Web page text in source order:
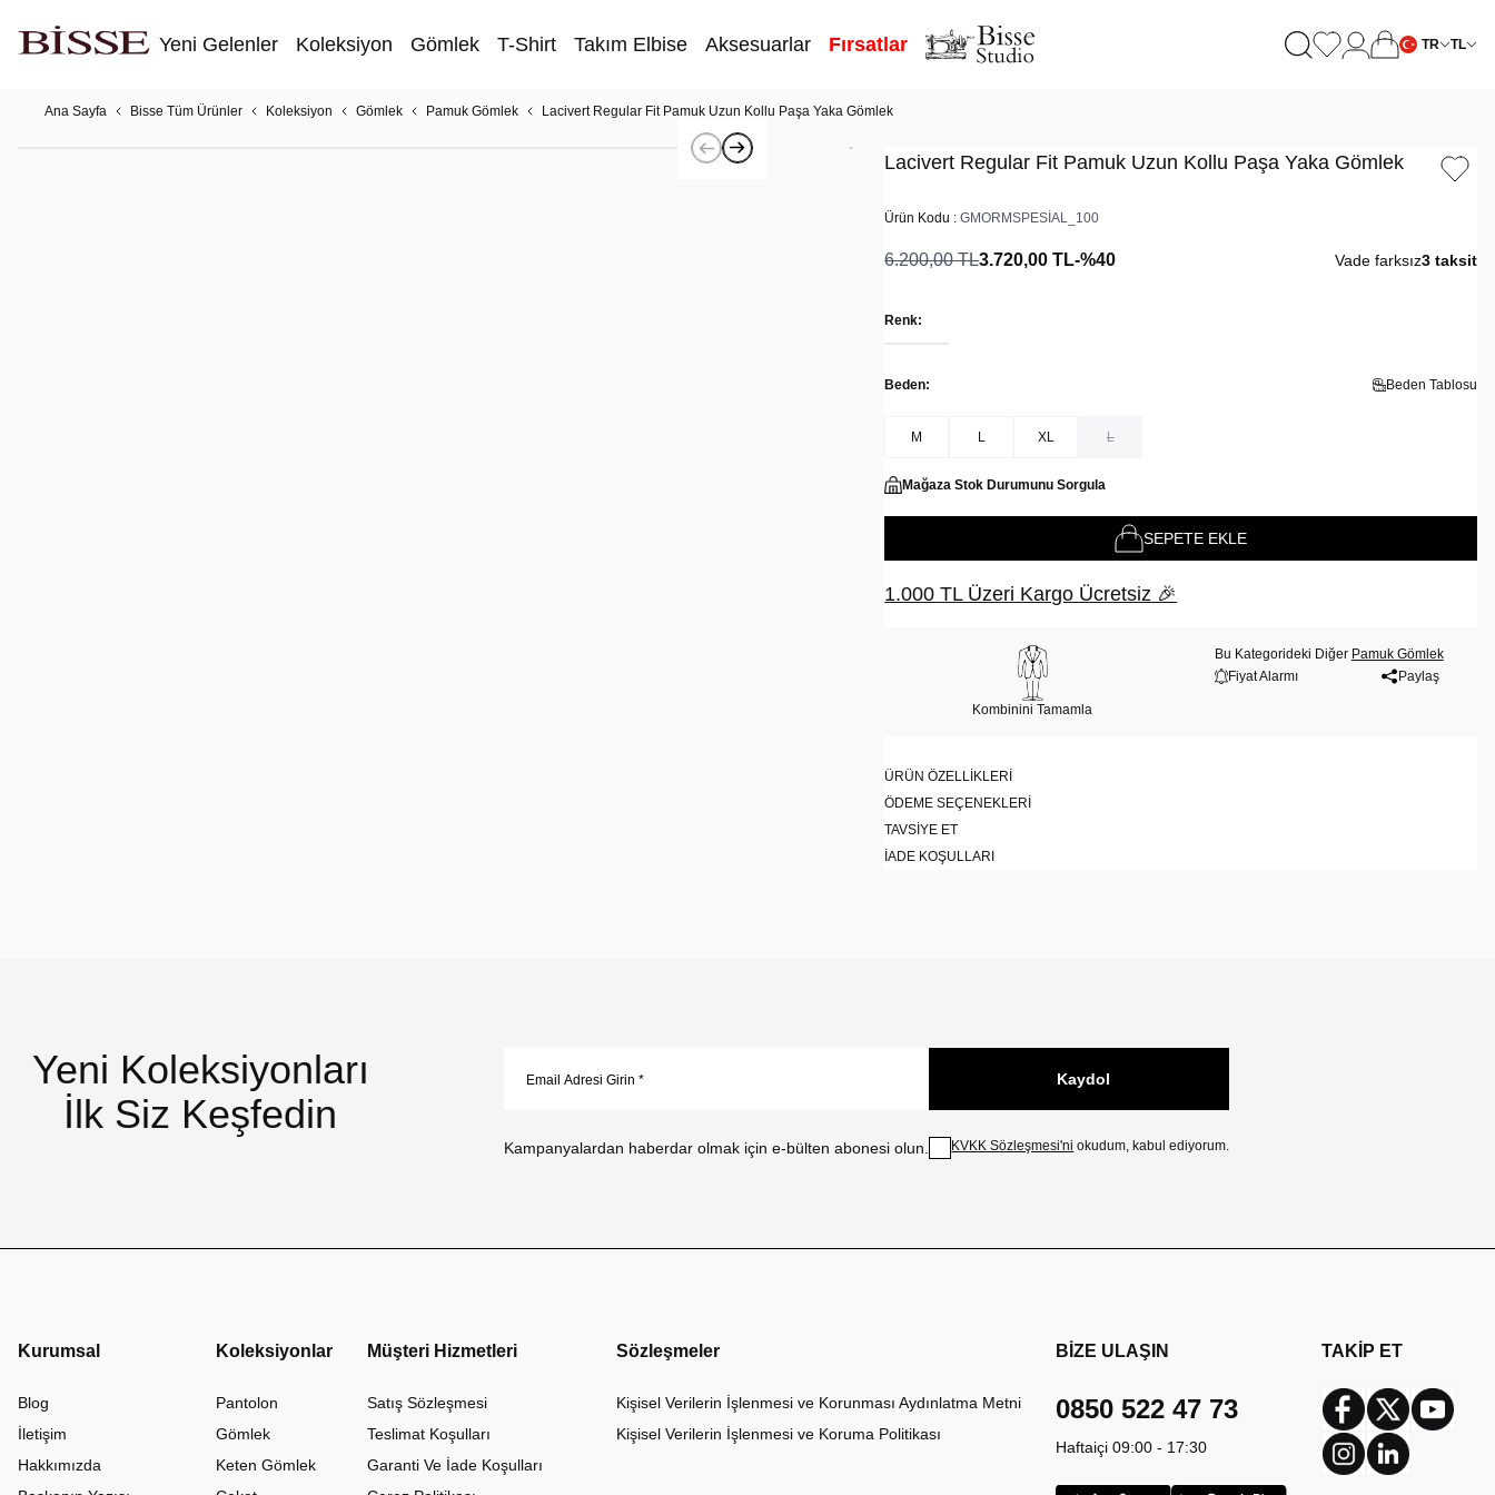
Yeni Gelenler Koleksiyon Gömlek T-Shirt Takım Elbise Aksesuarlar Fırsatlar TR TL
Ana Sayfa Bisse Tüm Ürünler Koleksiyon Gömlek Pamuk Gömlek Lacivert Regular Fit Pamuk Uzun Kollu Paşa Yaka Gömlek
Lacivert Regular Fit Pamuk Uzun Kollu Paşa Yaka Gömlek
Ürün Kodu :GMORMSPESİAL_100
6.200,00TL3.720,00 TL-%40 Vade farksız3 taksit
Renk:
Beden: Beden Tablosu
M L XL L
Mağaza Stok Durumunu Sorgula
SEPETE EKLE
1.000 TL Üzeri Kargo Ücretsiz 🎉
Kombinini Tamamla
Bu Kategorideki Diğer Pamuk Gömlek
Fiyat Alarmı
Paylaş
ÜRÜN ÖZELLIKLERI
ÖDEME SEÇENEKLERI
TAVSIYE ET
İADE KOŞULLARI
Yeni Koleksiyonları
İlk Siz Keşfedin
Kampanyalardan haberdar olmak için e-bülten abonesi olun.
Kaydol
KVKK Sözleşmesi'ni okudum, kabul ediyorum.
Kurumsal
Blog
İletişim
Hakkımızda
Koleksiyonlar
Pantolon
Gömlek
Keten Gömlek
Müşteri Hizmetleri
Satış Sözleşmesi
Teslimat Koşulları
Garanti Ve İade Koşulları
Sözleşmeler
Kişisel Verilerin İşlenmesi ve Korunması Aydınlatma Metni
Kişisel Verilerin İşlenmesi ve Koruma Politikası
BİZE ULAŞIN
0850 522 47 73
Haftaiçi 09:00 - 17:30
TAKİP ET
Facebook
Twitter
InstagramLinkedin